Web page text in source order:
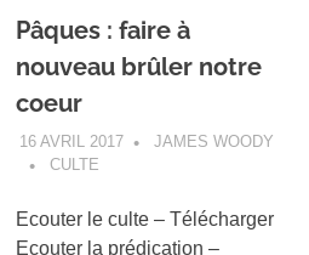
Pâques : faire à
nouveau brûler notre
coeur
16 AVRIL 2017
JAMES WOODY
CULTE
Ecouter le culte – Télécharger
Ecouter la prédication –